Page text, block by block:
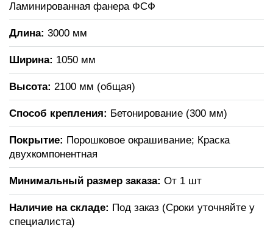
Ламинированная фанера ФСФ
Длина: 3000 мм
Ширина: 1050 мм
Высота: 2100 мм (общая)
Способ крепления: Бетонирование (300 мм)
Покрытие: Порошковое окрашивание; Краска
двухкомпонентная
Минимальный размер заказа: От 1 шт
Наличие на складе: Под заказ (Сроки уточняйте у
специалиста)